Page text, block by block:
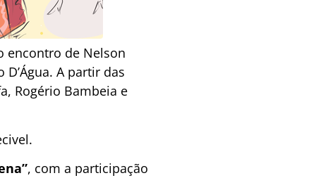
encontro de Nelson
A partir das
Rogério Bambeia e
, com a participação